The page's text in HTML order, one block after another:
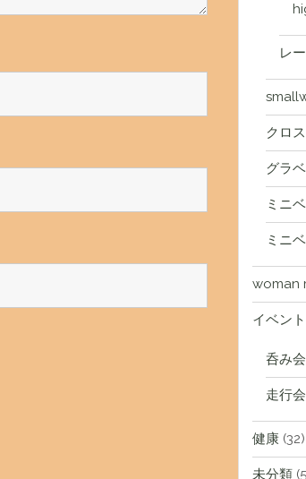
レ
クロ
グラ
ミニ
ミニ
woman
イベント
呑み会
走行会
健康 (32)
未分類